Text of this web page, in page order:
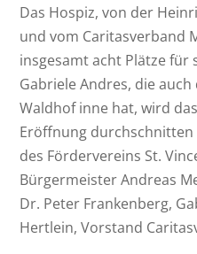
Das Hospiz, von der
und vom Caritasverband
insgesamt acht Plätze für
Gabriele Andres, die
Waldhof inne hat, wird
Eröffnung
des Fördervereins St.
Bürgermeister Andreas
Dr. Peter Frankenberg,
Hertlein, Vorstand